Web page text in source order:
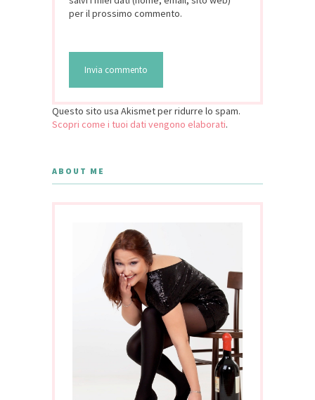
per il prossimo commento.
Questo sito usa Akismet per ridurre lo spam.
Scopri come i tuoi dati vengono elaborati.
ABOUT ME